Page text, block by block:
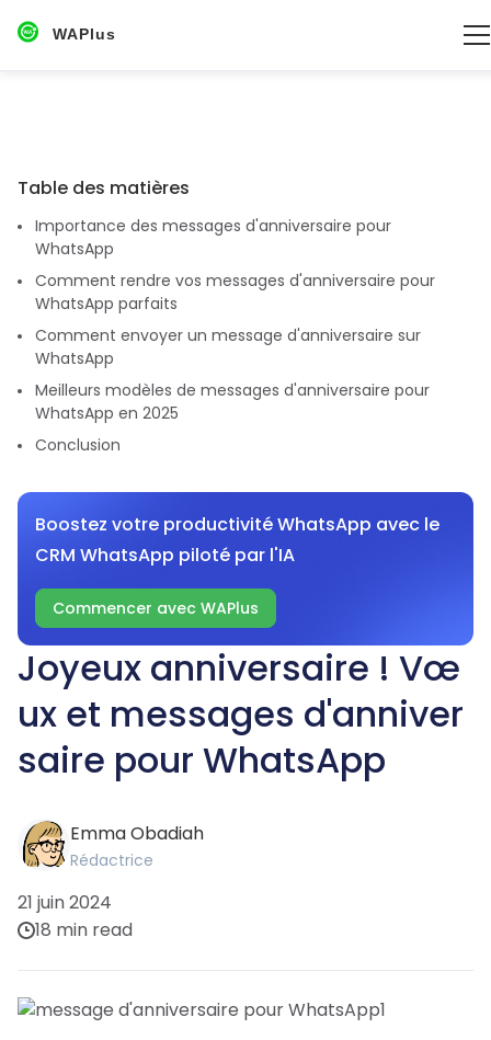
WAPlus
Joyeux anniversaire ! Vœ
ux et messages d'anniver
saire pour WhatsApp
Emma Obadiah
Rédactrice
21 juin 2024
18 min read
Table des matières
Importance des messages d'anniversaire pour
WhatsApp
Comment rendre vos messages d'anniversaire pour
WhatsApp parfaits
Comment envoyer un message d'anniversaire sur
WhatsApp
Meilleurs modèles de messages d'anniversaire pour
WhatsApp en 2025
Conclusion
Boostez votre productivité WhatsApp avec le
CRM WhatsApp piloté par l'IA
Commencer avec WAPlus